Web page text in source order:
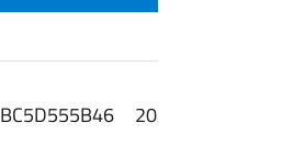
BC5D555B46 20/07/2026